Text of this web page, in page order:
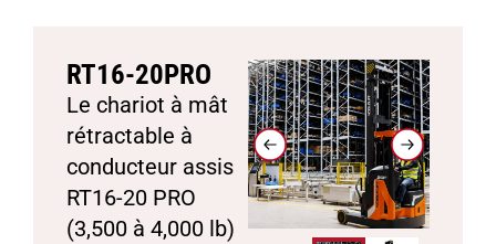
RT16-20PRO
Le chariot à mât
rétractable à
conducteur assis
RT16-20 PRO
(3,500 à 4,000 lb)